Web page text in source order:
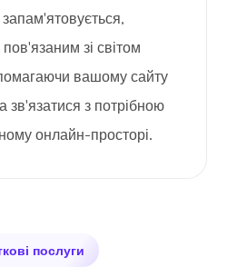
зі світом
вашому сайту
зв'язатися з потрібною
онлайн-просторі.
послуги